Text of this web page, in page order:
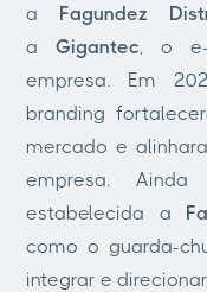
a Fagundez
aGigantec, o e-
empresa. Em
branding
mercado e
empresa.
estabelecida a
como o guarda-
integrar e